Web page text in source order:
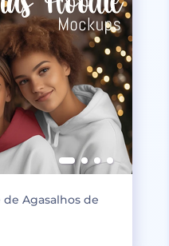
Agasalhos de